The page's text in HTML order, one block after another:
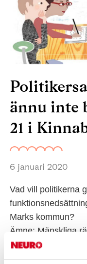
ännu inte
21 i
6 januari 2020
Vad vill politikerna
Marks kommun?
Ämne: Mänskliga
insatser
Arrangör: